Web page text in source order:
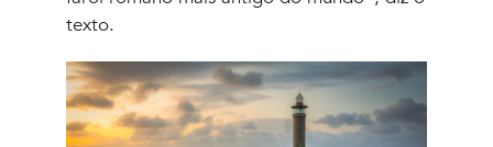
texto.